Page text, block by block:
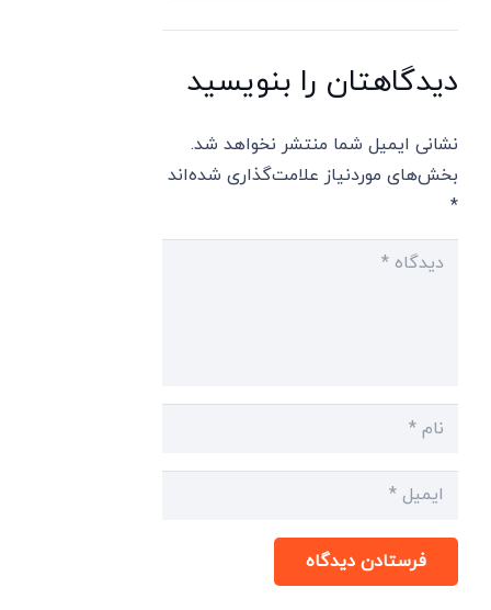
دیدگاهتان را بنویسید
نشانی ایمیل شما منتشر نخواهد شد.
بخش‌های موردنیاز علامت‌گذاری شده‌اند
*
فرستادن دیدگاه